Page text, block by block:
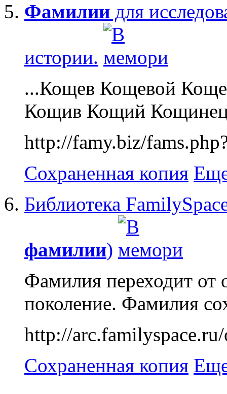
Фамилии для
истории.
...Кощев Кощевой
Кощив Кощий
http://famy.biz/
Сохраненная копия
Библиотека
фамилии)
Фамилия переходит от
поколение. Фамилия
http://
Сохраненная копия